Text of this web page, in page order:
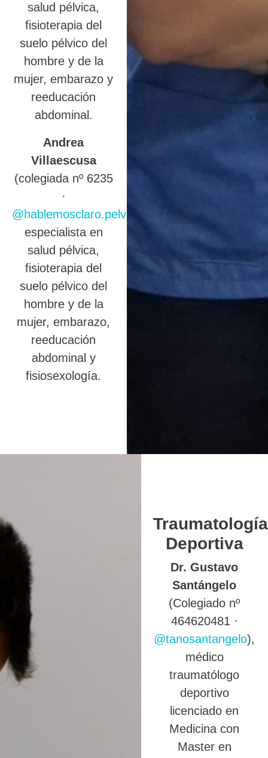
salud pélvica,
fisioterapia del
suelo pélvico del
hombre y de la
mujer, embarazo y
reeducación
abdominal.
Andrea
Villaescusa
(colegiada nº 6235
·
@hablemosclaro.pelvic
),
especialista en
salud pélvica,
fisioterapia del
suelo pélvico del
hombre y de la
mujer, embarazo,
reeducación
abdominal y
fisiosexología.
Traumatología
Deportiva
Dr. Gustavo
Santángelo
(Colegiado nº
464620481 ·
@tanosantangelo),
médico
traumatólogo
deportivo
licenciado en
Medicina con
Master en